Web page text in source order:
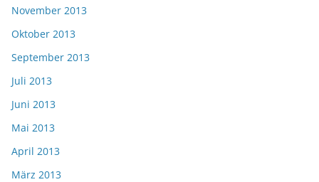
November 2013
Oktober 2013
September 2013
Juli 2013
Juni 2013
Mai 2013
April 2013
März 2013